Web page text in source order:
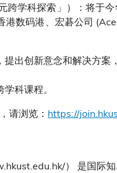
跨学科探索」）：将于
港数码港、宏碁公司
出创新意念和解决方案
科课程。
请浏览： https://
） 是国际